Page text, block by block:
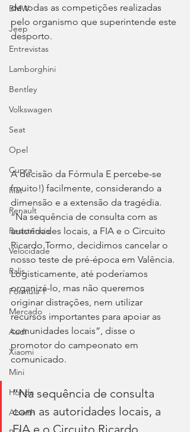
BMW
Jeep
Entrevistas
Lamborghini
Bentley
Volkswagen
Seat
Opel
Cupra
Fiat
Renault
Resistência
Velocidade
Ralis
Fórmula 1
Mercado
Audi
Xiaomi
Mini
Honda
Abarth
de todas as competições realizadas
pelo organismo que superintende este
desporto.
A decisão da Fórmula E percebe-se
(muito!) facilmente, considerando a
dimensão e a extensão da tragédia.
“Na sequência de consulta com as
autoridades locais, a FIA e o Circuito
Ricardo Tormo, decidimos cancelar o
nosso teste de pré-época em Valência.
Logisticamente, até poderíamos
organizá-lo, mas não queremos
originar distrações, nem utilizar
recursos importantes para apoiar as
comunidades locais”, disse o
promotor do campeonato em
comunicado.
“Na sequência de consulta
com as autoridades locais, a
FIA e o Circuito Ricardo